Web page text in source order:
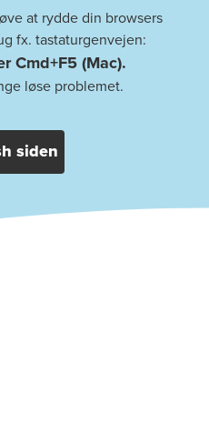
at rydde din browsers
fx. tastaturgenvejen:
Cmd+F5 (Mac).
løse problemet.
siden